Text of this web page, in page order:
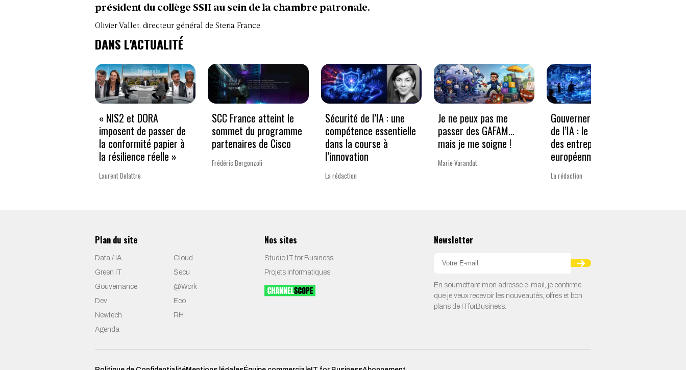
président du collège SSII au sein de la chambre patronale.
Olivier Vallet, directeur général de Steria France
DANS L'ACTUALITÉ
« NIS2 et DORA
imposent de passer de
la conformité papier à
la résilience réelle »
Laurent Delattre
SCC France atteint le
sommet du programme
partenaires de Cisco
Frédéric Bergonzoli
Sécurité de l’IA : une
compétence essentielle
dans la course à
l’innovation
La rédaction
Je ne peux pas me
passer des GAFAM…
mais je me soigne !
Marie Varandat
Gouverner à la vitesse
de l’IA : le nouveau défi
des entreprises
européennes
La rédaction
Plan du site
Data / IA
Cloud
Green IT
Secu
Gouvernance
@Work
Dev
Eco
Newtech
RH
Agenda
Nos sites
Studio IT for Business
Projets Informatiques
Newsletter
En soumettant mon adresse e-mail, je confirme
que je veux recevoir les nouveautés, offres et bon
plans de ITforBusiness.